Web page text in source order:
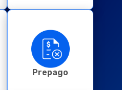
Prepago